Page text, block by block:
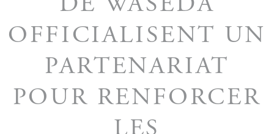
OFFICIALISENT UN
PARTENARIAT
POUR RENFORCER